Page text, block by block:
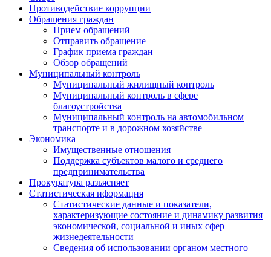
Противодействие коррупции
Обращения граждан
Прием обращений
Отправить обращение
График приема граждан
Обзор обращений
Муниципальный контроль
Муниципальный жилищный контроль
Муниципальный контроль в сфере
благоустройства
Муниципальный контроль на автомобильном
транспорте и в дорожном хозяйстве
Экономика
Имущественные отношения
Поддержка субъектов малого и среднего
предпринимательства
Прокуратура разьясняет
Статистическая иформация
Статистические данные и показатели,
характеризующие состояние и динамику развития
экономической, социальной и иных сфер
жизнедеятельности
Сведения об использовании органом местного